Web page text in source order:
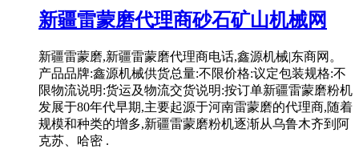
新疆雷蒙磨代理商砂石矿山机械网
新疆雷蒙磨,新疆雷蒙磨代理商电话,鑫源机械|东商网。
产品品牌:鑫源机械供货总量:不限价格:议定包装规格:不
限物流说明:货运及物流交货说明:按订单新疆雷蒙磨粉机
发展于80年代早期,主要起源于河南雷蒙磨的代理商,随着
规模和种类的增多,新疆雷蒙磨粉机逐渐从乌鲁木齐到阿
克苏、哈密 .